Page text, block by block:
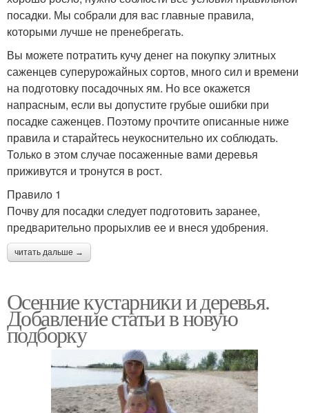
посадки. Мы собрали для вас главные правила,
которыми лучше не пренебрегать.
Вы можете потратить кучу денег на покупку элитных
саженцев суперурожайных сортов, много сил и времени
на подготовку посадочных ям. Но все окажется
напрасным, если вы допустите грубые ошибки при
посадке саженцев. Поэтому прочтите описанные ниже
правила и старайтесь неукоснительно их соблюдать.
Только в этом случае посаженные вами деревья
приживутся и тронутся в рост.
Правило 1
Почву для посадки следует подготовить заранее,
предварительно прорыхлив ее и внеся удобрения.
читать дальше →
Осенние кустарники и деревья.
Добавление статьи в новую
подборку